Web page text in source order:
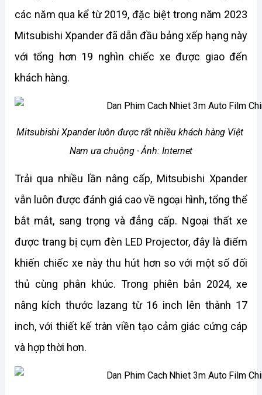
các năm qua kể từ 2019, đặc biệt trong năm 2023
Mitsubishi Xpander đã dẫn đầu bảng xếp hạng này
với tổng hơn 19 nghìn chiếc xe được giao đến
khách hàng.
Mitsubishi Xpander luôn được rất nhiều khách hàng Việt
Nam ưa chuộng - Ảnh: Internet
Trải qua nhiều lần nâng cấp, Mitsubishi Xpander
vẫn luôn được đánh giá cao về ngoại hình, tổng thể
bắt mắt, sang trọng và đẳng cấp. Ngoại thất xe
được trang bị cụm đèn LED Projector, đây là điểm
khiến chiếc xe này thu hút hơn so với một số đối
thủ cùng phân khúc. Trong phiên bản 2024, xe
nâng kích thước lazang từ 16 inch lên thành 17
inch, với thiết kế tràn viền tạo cảm giác cứng cáp
và hợp thời hơn.